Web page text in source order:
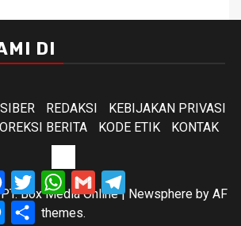
DI
REDAKSI
KEBIJAKAN PRIVASI
BERITA
KODE ETIK KONTAK
ETIK
Box Media Online| Newsphere by AF
themes.
Facebook
TwitterWhatsApp
Gmail
Messenger
Share